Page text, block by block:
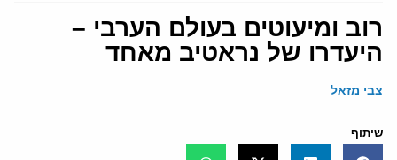
רוב ומיעוטים בעולם הערבי –
היעדרו של נראטיב מאחד
צבי מזאל
שיתוף